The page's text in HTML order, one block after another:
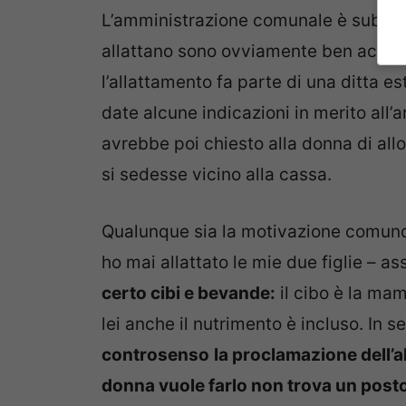
L’amministrazione comunale è
allattano sono ovviamente ben
l’allattamento fa parte di una ditta
date alcune indicazioni in merito
avrebbe poi chiesto alla donna di
si sedesse vicino alla cassa.
Qualunque sia la motivazione
ho mai allattato le mie due figlie –
certo cibi e bevande: il cibo è la
lei anche il nutrimento è incluso. In
controsenso la proclamazione
donna vuole farlo non trova un